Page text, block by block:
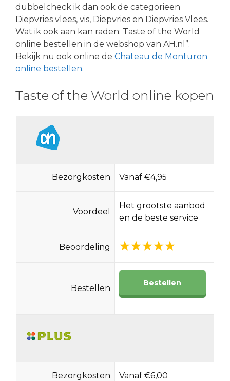
dubbelcheck ik dan ook de categorieën
Diepvries vlees, vis, Diepvries en Diepvries Vlees.
Wat ik ook aan kan raden: Taste of the World
online bestellen in de webshop van AH.nl”.
Bekijk nu ook online de Chateau de Monturon
online bestellen.
Taste of the World online kopen
Bezorgkosten Vanaf €4,95
Voordeel
Het grootste aanbod
en de beste service
Beoordeling
Bestellen
Bestellen
Bezorgkosten Vanaf €6,00